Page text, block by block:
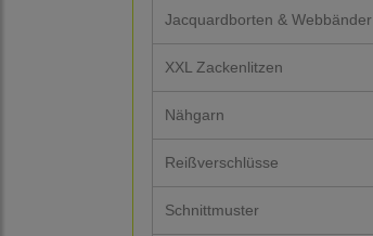
Jacquardborten & Webbänder
XXL Zackenlitzen
Nähgarn
Reißverschlüsse
Schnittmuster